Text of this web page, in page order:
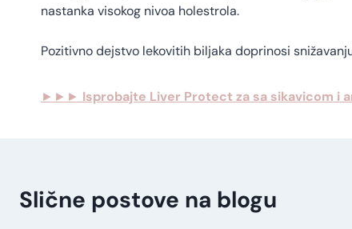
nastanka visokog nivoa holestrola.
Pozitivno dejstvo lekovitih biljaka doprinosi
►►► Isprobajte Liver Protect za sa sikavicom i
Slične postove na blogu